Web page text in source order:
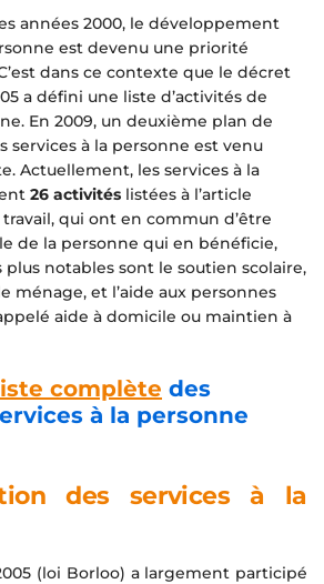
années 2000, le développement
est devenu une priorité
dans ce contexte que le décret
a défini une liste d’activités de
En 2009, un deuxième plan de
services à la personne est venu
Actuellement, les services à la
26 activités listées à l’article
travail, qui ont en commun d’être
de la personne qui en bénéficie,
plus notables sont le soutien scolaire,
ménage, et l’aide aux personnes
aide à domicile ou maintien à
complète des
à la personne
des services à la
(loi Borloo) a largement participé